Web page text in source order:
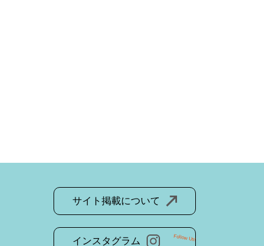
サイト掲載について
インスタグラム Follow Us!